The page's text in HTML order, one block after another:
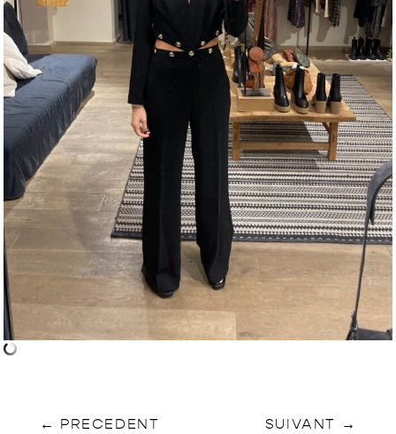
← PRECEDENT SUIVANT →